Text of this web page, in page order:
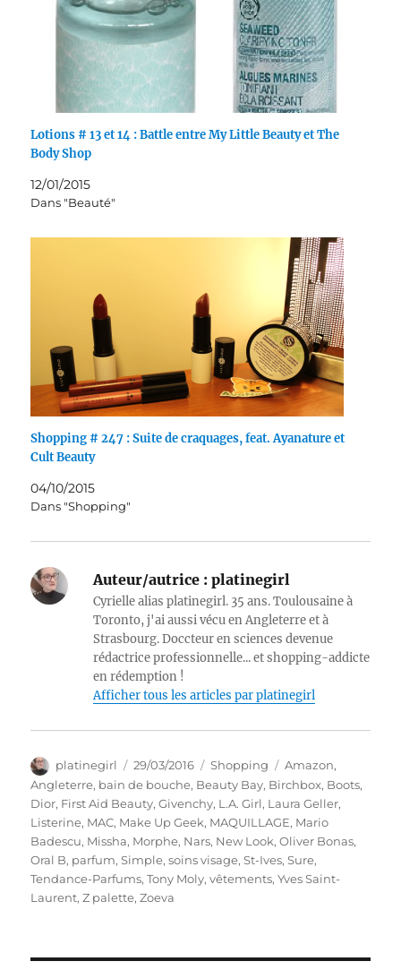
Lotions # 13 et 14 : Battle entre My Little Beauty et The
Body Shop
12/01/2015
Dans "Beauté"
Shopping # 247 : Suite de craquages, feat. Ayanature et
Cult Beauty
04/10/2015
Dans "Shopping"
Auteur/autrice : platinegirl
Cyrielle alias platinegirl. 35 ans. Toulousaine à
Toronto, j'ai aussi vécu en Angleterre et à
Strasbourg. Doccteur en sciences devenue
rédactrice professionnelle... et shopping-addicte
en rédemption !
Afficher tous les articles par platinegirl
Auteur
platinegirl
Publié
le
29/03/2016 Catégories
Shopping Étiquettes
Amazon,
Angleterre, bain de bouche, Beauty Bay, Birchbox, Boots,
Dior, First Aid Beauty,Givenchy, L.A. Girl, Laura Geller,
Listerine, MAC, Make Up Geek, MAQUILLAGE, Mario
Badescu, Missha, Morphe, Nars, New Look,Oliver Bonas,
Oral B, parfum,Simple,soins visage,St-Ives,Sure,
Tendance-Parfums,Tony Moly,vêtements,Yves Saint-
Laurent,Z palette,Zoeva